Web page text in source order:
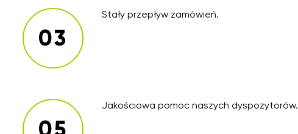
Stały przepływ zamówień.
Jakościowa pomoc naszych dyspozytorów.